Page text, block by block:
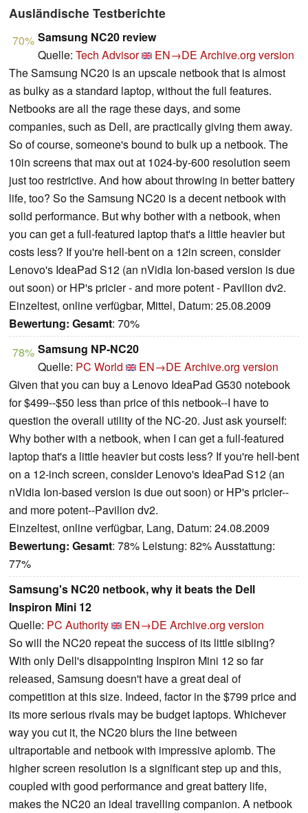
Ausländische Testberichte
70% Samsung NC20 review
Quelle: Tech Advisor EN→DE Archive.org version
The Samsung NC20 is an upscale netbook that is almost
as bulky as a standard laptop, without the full features.
Netbooks are all the rage these days, and some
companies, such as Dell, are practically giving them away.
So of course, someone's bound to bulk up a netbook. The
10in screens that max out at 1024-by-600 resolution seem
just too restrictive. And how about throwing in better battery
life, too? So the Samsung NC20 is a decent netbook with
solid performance. But why bother with a netbook, when
you can get a full-featured laptop that's a little heavier but
costs less? If you're hell-bent on a 12in screen, consider
Lenovo's IdeaPad S12 (an nVidia Ion-based version is due
out soon) or HP's pricier - and more potent - Pavilion dv2.
Einzeltest, online verfügbar, Mittel, Datum: 25.08.2009
Bewertung: Gesamt: 70%
78% Samsung NP-NC20
Quelle: PC World EN→DE Archive.org version
Given that you can buy a Lenovo IdeaPad G530 notebook
for $499--$50 less than price of this netbook--I have to
question the overall utility of the NC-20. Just ask yourself:
Why bother with a netbook, when I can get a full-featured
laptop that's a little heavier but costs less? If you're hell-bent
on a 12-inch screen, consider Lenovo's IdeaPad S12 (an
nVidia Ion-based version is due out soon) or HP's pricier--
and more potent--Pavilion dv2.
Einzeltest, online verfügbar, Lang, Datum: 24.08.2009
Bewertung: Gesamt: 78% Leistung: 82% Ausstattung:
77%
Samsung's NC20 netbook, why it beats the Dell
Inspiron Mini 12
Quelle: PC Authority EN→DE Archive.org version
So will the NC20 repeat the success of its little sibling?
With only Dell's disappointing Inspiron Mini 12 so far
released, Samsung doesn't have a great deal of
competition at this size. Indeed, factor in the $799 price and
its more serious rivals may be budget laptops. Whichever
way you cut it, the NC20 blurs the line between
ultraportable and netbook with impressive aplomb. The
higher screen resolution is a significant step up and this,
coupled with good performance and great battery life,
makes the NC20 an ideal travelling companion. A netbook